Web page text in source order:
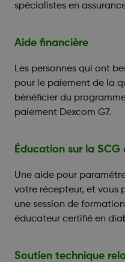
spécialistes en
Aide financière
Les personnes qui ont
pour le paiement de la
bénéficier du
paiement Dexcom G7.
Éducation sur la
Une aide pour
votre récepteur, et vous
une session de
éducateur certifié en
Soutien technique